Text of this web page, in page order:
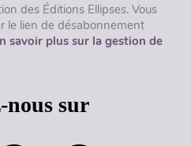
des Éditions Ellipses. Vous
le lien de désabonnement
savoir plus sur la gestion de
nous sur